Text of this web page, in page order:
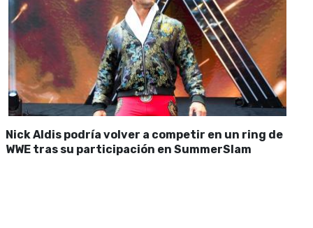
Nick Aldis podría volver a competir en un ring de
WWE tras su participación en SummerSlam